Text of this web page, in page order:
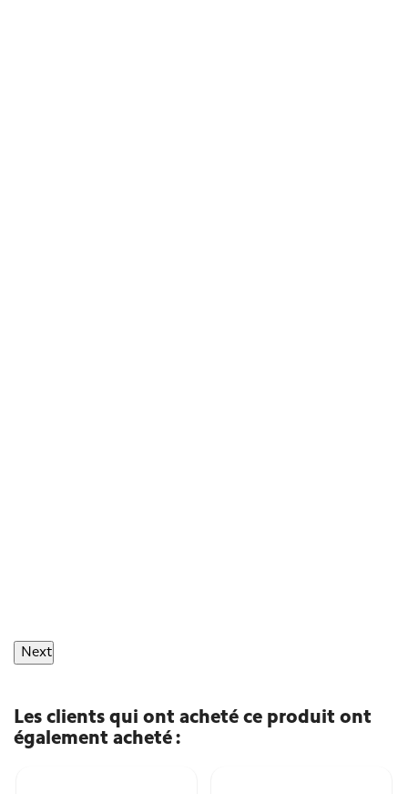
Next
Les clients qui ont acheté ce produit ont
également acheté :